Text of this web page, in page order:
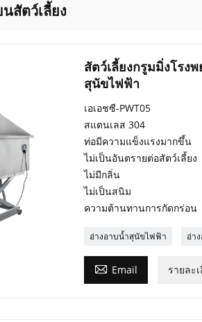
สัตว์เลี้ยง
สัตว์เลี้ยงกรูมมิ่งโรง
สุนัขไฟฟ้า
เอเอชซี-PWT05
สแตนเลส 304
ท่อมีความแข็งแรงมากขึ้น
ไม่เป็นอันตรายต่อสัตว์เลี้ยง
ไม่มีกลิ่น
ไม่เป็นสนิม
ความต้านทานการกัดกร่อน
อ่างอาบน้ำสุนัขไฟฟ้า อ่า
 Email รายละ